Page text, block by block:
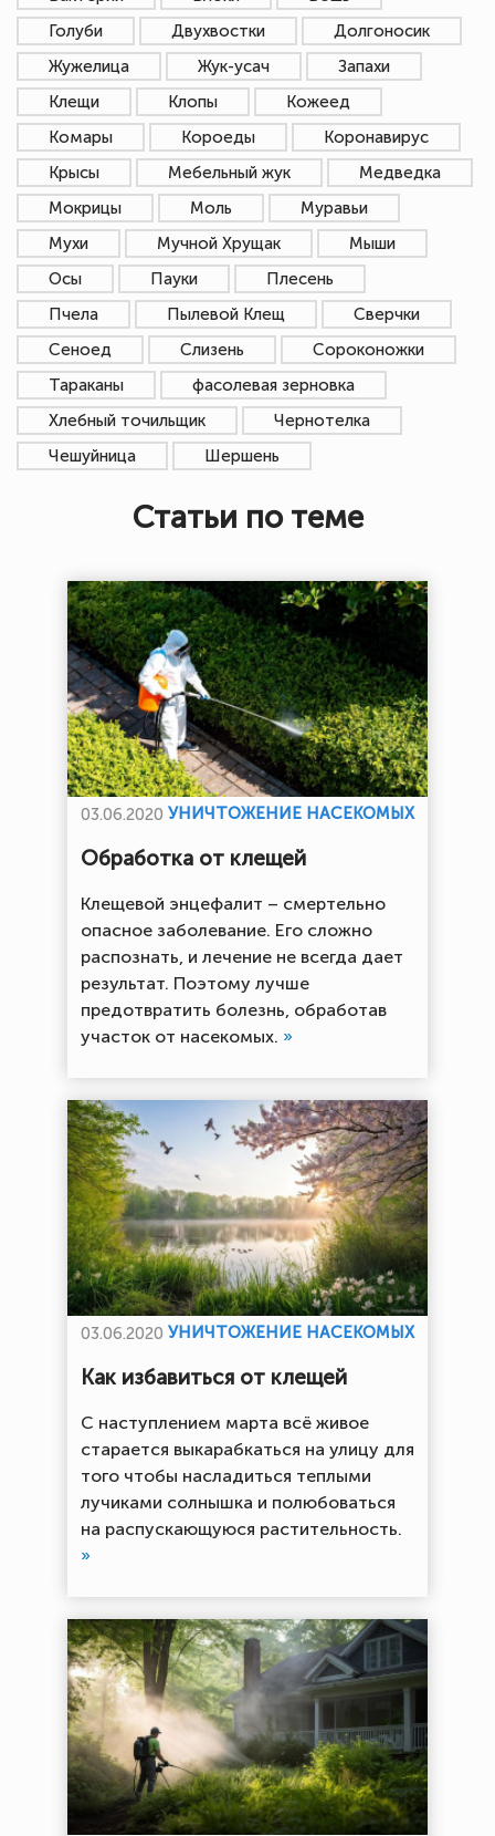
Голуби
Двухвостки
Долгоносик
Жужелица
Жук-усач
Запахи
Клещи
Клопы
Кожеед
Комары
Короеды
Коронавирус
Крысы
Мебельный жук
Медведка
Мокрицы
Моль
Муравьи
Мухи
Мучной Хрущак
Мыши
Осы
Пауки
Плесень
Пчела
Пылевой Клещ
Сверчки
Сеноед
Слизень
Сороконожки
Тараканы
фасолевая зерновка
Хлебный точильщик
Чернотелка
Чешуйница
Шершень
Статьи по теме
03.06.2020 УНИЧТОЖЕНИЕ НАСЕКОМЫХ
Обработка от клещей
Клещевой энцефалит – смертельно
опасное заболевание. Его сложно
распознать, и лечение не всегда дает
результат. Поэтому лучше
предотвратить болезнь, обработав
участок от насекомых. »
03.06.2020 УНИЧТОЖЕНИЕ НАСЕКОМЫХ
Как избавиться от клещей
С наступлением марта всё живое
старается выкарабкаться на улицу для
того чтобы насладиться теплыми
лучиками солнышка и полюбоваться
на распускающуюся растительность.
»